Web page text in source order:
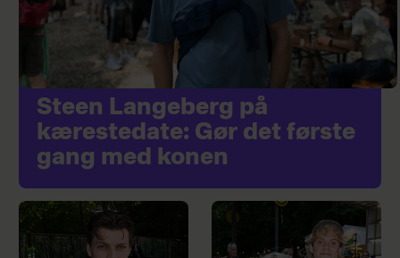
Steen Langeberg på
kærestedate: Gør det første
gang med konen